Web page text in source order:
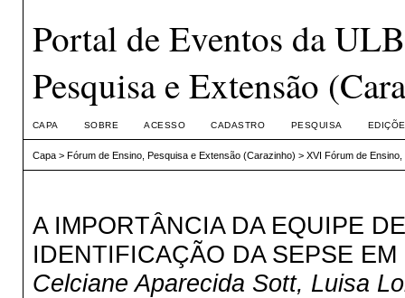
Portal de Eventos da
Pesquisa e Extensão
CAPA SOBRE ACESSO CADASTRO PESQUISA
Capa> Fórum de Ensino, Pesquisa e Extensão (Carazinho) > XVI Fórum de
A IMPORTÂNCIA DA EQUIPE
IDENTIFICAÇÃO DA SEPSE
Celciane Aparecida Sott, Luisa